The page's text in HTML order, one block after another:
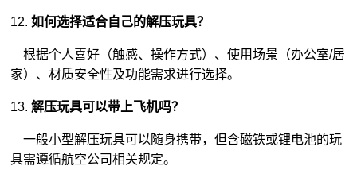
12.如何选择适合自己的解压玩具？
根据个人喜好（触感、操作方式）、使用场景（办公室/居
家）、材质安全性及功能需求进行选择。
13.解压玩具可以带上飞机吗？
一般小型解压玩具可以随身携带，但含磁铁或锂电池的玩
具需遵循航空公司相关规定。